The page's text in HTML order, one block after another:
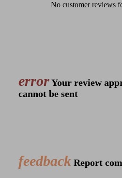
No customer reviews
errorYour review
cannot be sent
feedback Report